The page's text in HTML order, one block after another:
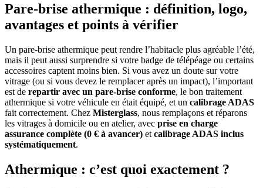
Pare-brise athermique : définition, logo,
avantages et points à vérifier
Un pare-brise athermique peut rendre l’habitacle plus agréable l’été,
mais il peut aussi surprendre si votre badge de télépéage ou certains
accessoires captent moins bien. Si vous avez un doute sur votre
vitrage (ou si vous devez le remplacer après un impact), l’important
est de repartir avec un pare-brise conforme, le bon traitement
athermique si votre véhicule en était équipé, et un calibrage ADAS
fait correctement. Chez Misterglass, nous remplaçons et réparons
les vitrages à domicile ou en atelier, avec prise en charge
assurance complète (0 € à avancer) et calibrage ADAS inclus
systématiquement.
Athermique : c’est quoi exactement ?